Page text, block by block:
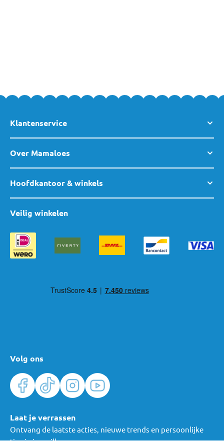
Klantenservice
Over Mamaloes
Hoofdkantoor & winkels
Volg ons
Veilig winkelen
Laat je verrassen
Ontvang de laatste acties, nieuwe trends en persoonlijke
tips in je mailbox.